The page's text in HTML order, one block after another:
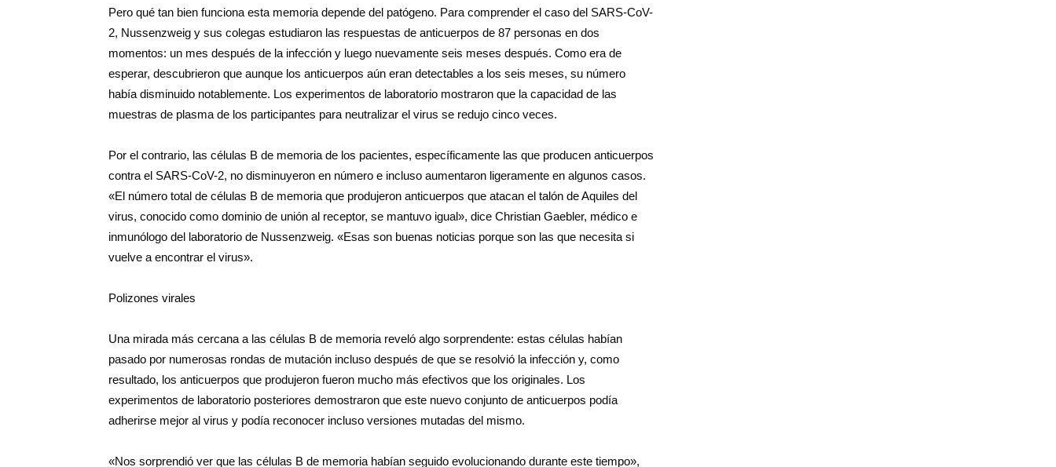
Pero qué tan bien funciona esta memoria depende del patógeno. Para comprender el caso del SARS-CoV-
2, Nussenzweig y sus colegas estudiaron las respuestas de anticuerpos de 87 personas en dos
momentos: un mes después de la infección y luego nuevamente seis meses después. Como era de
esperar, descubrieron que aunque los anticuerpos aún eran detectables a los seis meses, su número
había disminuido notablemente. Los experimentos de laboratorio mostraron que la capacidad de las
muestras de plasma de los participantes para neutralizar el virus se redujo cinco veces.
Por el contrario, las células B de memoria de los pacientes, específicamente las que producen anticuerpos
contra el SARS-CoV-2, no disminuyeron en número e incluso aumentaron ligeramente en algunos casos.
«El número total de células B de memoria que produjeron anticuerpos que atacan el talón de Aquiles del
virus, conocido como dominio de unión al receptor, se mantuvo igual», dice Christian Gaebler, médico e
inmunólogo del laboratorio de Nussenzweig. «Esas son buenas noticias porque son las que necesita si
vuelve a encontrar el virus».
Polizones virales
Una mirada más cercana a las células B de memoria reveló algo sorprendente: estas células habían
pasado por numerosas rondas de mutación incluso después de que se resolvió la infección y, como
resultado, los anticuerpos que produjeron fueron mucho más efectivos que los originales. Los
experimentos de laboratorio posteriores demostraron que este nuevo conjunto de anticuerpos podía
adherirse mejor al virus y podía reconocer incluso versiones mutadas del mismo.
«Nos sorprendió ver que las células B de memoria habían seguido evolucionando durante este tiempo»,